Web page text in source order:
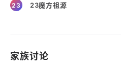
23 23魔方祖源
家族讨论